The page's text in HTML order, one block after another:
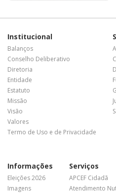
Institucional
Balanços
Conselho Deliberativo
Diretoria
Entidade
Estatuto
Missão
Visão
Valores
Termo de Uso e de Privacidade
Informações
Eleições 2026
Imagens
Serviços
APCEF Cidadã
Atendimento